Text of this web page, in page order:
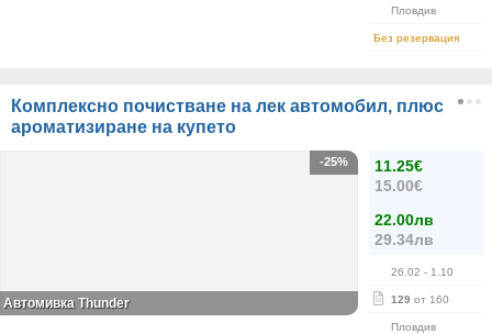
Пловдив
Без резервация
Комплексно почистване на лек автомобил, плюс
ароматизиране на купето
11.25€
15.00€
22.00лв
29.34лв
26.02 - 1.10
129 от 160
Пловдив
-25%
Автомивка Thunder